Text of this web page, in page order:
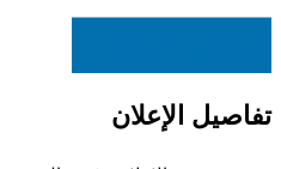
تفاصيل الإعلان